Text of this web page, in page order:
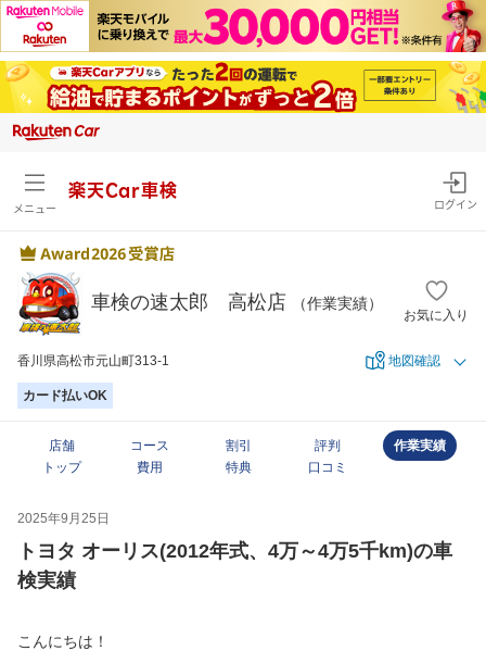
メニュー
楽天Car車検
ログイン
車検の速太郎 高松店 （作業実績）
お気に入り
香川県高松市元山町313-1 地図確認
カード払いOK
店舗
トップ
コース
費用
割引
特典
評判
口コミ
作業実績
2025年9月25日
トヨタ オーリス(2012年式、4万～4万5千km)の車
検実績
こんにちは！